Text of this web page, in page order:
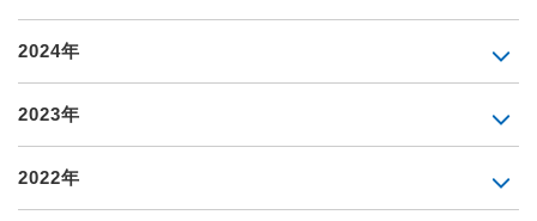
2024年
2023年
2022年